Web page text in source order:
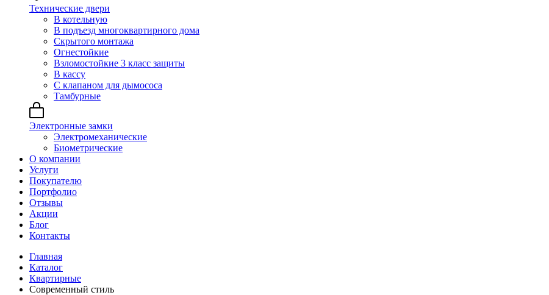
Технические двери
В котельную
В подъезд многоквартирного дома
Скрытого монтажа
Огнестойкие
Взломостойкие 3 класс защиты
В кассу
С клапаном для дымососа
Тамбурные
Электронные замки
Электромеханические
Биометрические
О компании
Услуги
Покупателю
Портфолио
Отзывы
Акции
Блог
Контакты
Главная
Каталог
Квартирные
Современный стиль